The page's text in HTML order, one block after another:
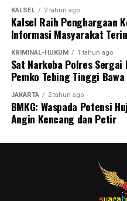
KALSEL 2 tahun ago
Kalsel Raih Penghargaan
Informasi Masyarakat
KRIMINAL-HUKUM 1 tahun ago
Sat Narkoba Polres Sergai
Pemko Tebing Tinggi Bawa
JAKARTA 2 tahun ago
BMKG: Waspada Potensi
Angin Kencang dan Petir